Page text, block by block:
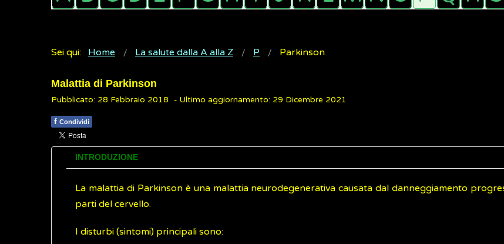
Sei qui: Home La salute dalla A alla Z P Parkinson
Malattia di Parkinson
Pubblicato: 28 Febbraio 2018 - Ultimo aggiornamento: 29 Dicembre 2021
f Condividi
INTRODUZIONE
La malattia di Parkinson è una malattia neurodegenerativa causata dal danneggiamento
parti del cervello.
I disturbi (sintomi) principali sono: